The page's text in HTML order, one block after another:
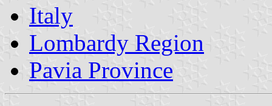
Italy
Lombardy Region
Pavia Province